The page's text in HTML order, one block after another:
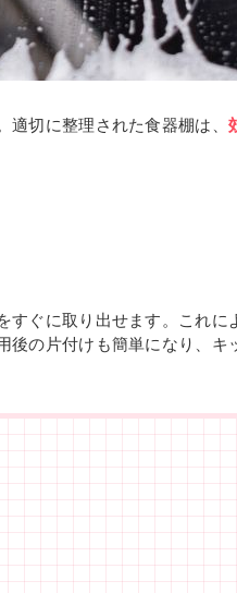
切に整理された食器棚は、
ぐに取り出せます。これに
の片付けも簡単になり、キ